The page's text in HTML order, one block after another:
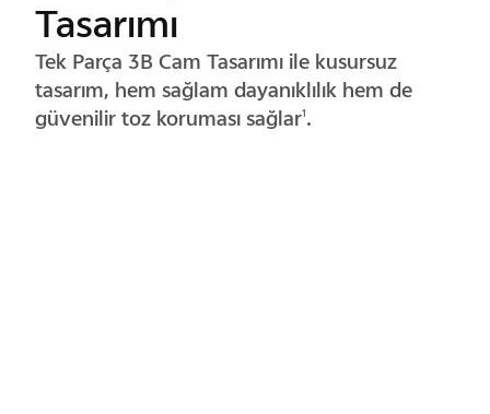
Tasarımı
Dairesel tasarım, lensi ve gövdeyi tek bir
güzel ve kusursuz parçada birleştirerek formu
basitleştirir.